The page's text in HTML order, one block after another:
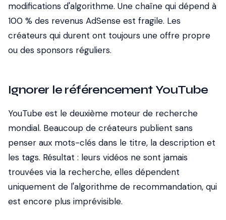
modifications d'algorithme. Une chaîne qui dépend à
100 % des revenus AdSense est fragile. Les
créateurs qui durent ont toujours une offre propre
ou des sponsors réguliers.
Ignorer le référencement YouTube
YouTube est le deuxième moteur de recherche
mondial. Beaucoup de créateurs publient sans
penser aux mots-clés dans le titre, la description et
les tags. Résultat : leurs vidéos ne sont jamais
trouvées via la recherche, elles dépendent
uniquement de l'algorithme de recommandation, qui
est encore plus imprévisible.